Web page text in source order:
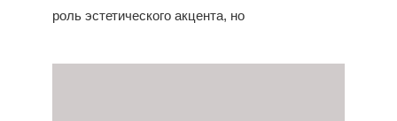
роль эстетического акцента, но